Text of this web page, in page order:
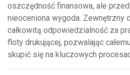
oszczędność finansowa, ale
nieoceniona wygoda. Zewnętrzny
całkowitą odpowiedzialność za
floty drukującej, pozwalając
skupić się na kluczowych